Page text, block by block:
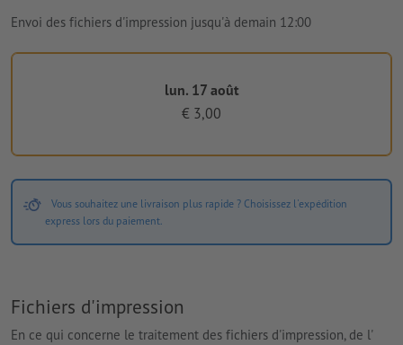
Envoi des fichiers d'impression jusqu'à demain 12:00
lun. 17 août
€ 3,00
Vous souhaitez une livraison plus rapide ? Choisissez l'expédition
express lors du paiement.
Fichiers d'impression
En ce qui concerne le traitement des fichiers d'impression, de l'